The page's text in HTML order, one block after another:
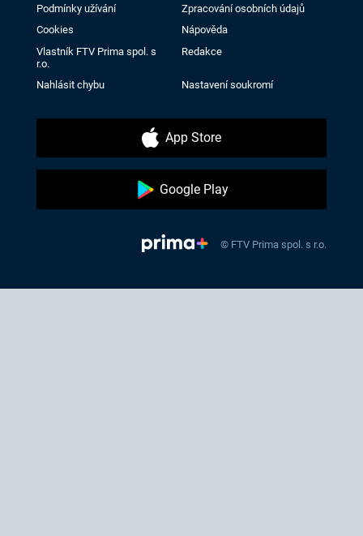
Podmínky užívání
Zpracování osobních údajů
Cookies
Nápověda
Vlastník FTV Prima spol. s
r.o.
Redakce
Nahlásit chybu Nastavení soukromí
App Store
Google Play
© FTV Prima spol. s r.o.